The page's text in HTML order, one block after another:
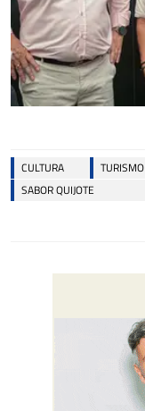
CULTURA TURISMO
SABOR QUIJOTE